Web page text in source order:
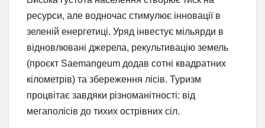
ресурси, але водночас стимулює інновації в
зеленій енергетиці. Уряд інвестує мільярди в
відновлювані джерела, рекультивацію земель
(проєкт Saemangeum додав сотні квадратних
кілометрів) та збереження лісів. Туризм
процвітає завдяки різноманітності: від
мегаполісів до тихих острівних сіл.